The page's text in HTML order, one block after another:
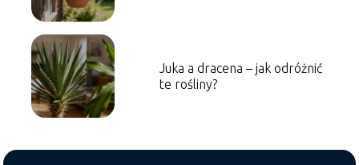
Juka a dracena – jak odróżnić
te rośliny?